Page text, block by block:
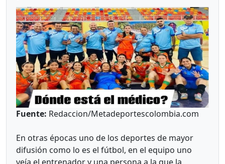
Fuente: Redaccion/Metadeportescolombia.com
En otras épocas uno de los deportes de mayor
difusión como lo es el fútbol, en el equipo uno